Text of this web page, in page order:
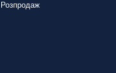
Розпродаж